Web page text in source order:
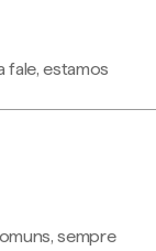
fale, estamos
sempre